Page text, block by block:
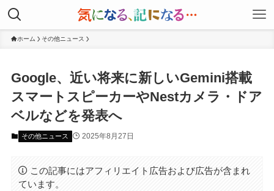
ホーム その他ニュース
Google、近い将来に新しいGemini搭載
スマートスピーカーやNestカメラ・ドア
ベルなどを発表へ
その他ニュース 2025年8月27日
この記事にはアフィリエイト広告および広告が含まれ
ています。